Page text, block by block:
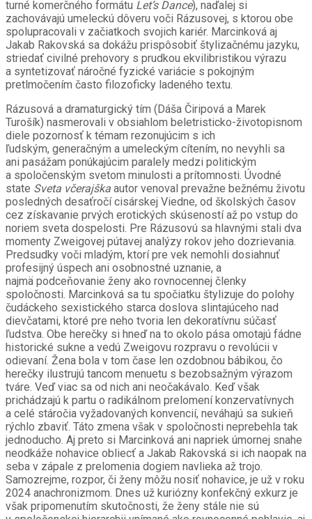
turné komerčného formátu Let’s Dance), naďalej si
zachovávajú umeleckú dôveru voči Rázusovej, s ktorou obe
spolupracovali v začiatkoch svojich kariér. Marcinková aj
Jakab Rakovská sa dokážu prispôsobiť štylizačnému jazyku,
striedať civilné prehovory s prudkou ekvilibristikou výrazu
a syntetizovať náročné fyzické variácie s pokojným
pretlmočením často filozoficky ladeného textu.
Rázusová a dramaturgický tím (Dáša Čiripová a Marek
Turošík) nasmerovali v obsiahlom beletristicko-životopisnom
diele pozornosť k témam rezonujúcim s ich
ľudským, generačným a umeleckým cítením, no nevyhli sa
ani pasážam ponúkajúcim paralely medzi politickým
a spoločenským svetom minulosti a prítomnosti. Úvodné
state Sveta včerajška autor venoval prevažne bežnému životu
posledných desaťročí cisárskej Viedne, od školských časov
cez získavanie prvých erotických skúseností až po vstup do
noriem sveta dospelosti. Pre Rázusovú sa hlavnými stali dva
momenty Zweigovej pútavej analýzy rokov jeho dozrievania.
Predsudky voči mladým, ktorí pre vek nemohli dosiahnuť
profesijný úspech ani osobnostné uznanie, a
najmä podceňovanie ženy ako rovnocennej členky
spoločnosti. Marcinková sa tu spočiatku štylizuje do polohy
čudáckeho sexistického starca doslova slintajúceho nad
dievčatami, ktoré pre neho tvoria len dekoratívnu súčasť
ľudstva. Obe herečky si hneď na to okolo pása omotajú fádne
historické sukne a vedú Zweigovu rozpravu o revolúcii v
odievaní. Žena bola v tom čase len ozdobnou bábikou, čo
herečky ilustrujú tancom menuetu s bezobsažným výrazom
tváre. Veď viac sa od nich ani neočakávalo. Keď však
prichádzajú k partu o radikálnom prelomení konzervatívnych
a celé stáročia vyžadovaných konvencií, neváhajú sa sukieň
rýchlo zbaviť. Táto zmena však v spoločnosti neprebehla tak
jednoducho. Aj preto si Marcinková ani napriek úmornej snahe
neodkáže nohavice obliecť a Jakab Rakovská si ich naopak na
seba v zápale z prelomenia dogiem navlieka až trojo.
Samozrejme, rozpor, či ženy môžu nosiť nohavice, je už v roku
2024 anachronizmom. Dnes už kuriózny konfekčný exkurz je
však pripomenutím skutočnosti, že ženy stále nie sú